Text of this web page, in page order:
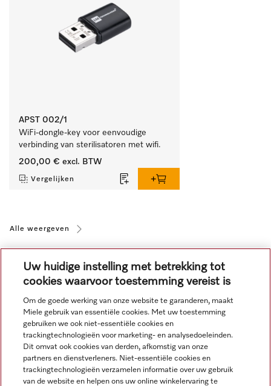
APST 002/1
WiFi-dongle-key voor eenvoudige
verbinding van sterilisatoren met wifi.
200,00 € excl. BTW
Vergelijken
Alle weergeven
Navigatie
Service
Uw huidige instelling met betrekking tot
cookies waarvoor toestemming vereist is
Om de goede werking van onze website te garanderen, maakt
Miele gebruik van essentiële cookies. Met uw toestemming
gebruiken we ook niet-essentiële cookies en
trackingtechnologieën voor marketing- en analysedoeleinden.
Dit omvat ook cookies van derden, afkomstig van onze
partners en dienstverleners. Niet-essentiële cookies en
trackingtechnologieën verzamelen informatie over uw gebruik
van de website en helpen ons uw online winkelervaring te